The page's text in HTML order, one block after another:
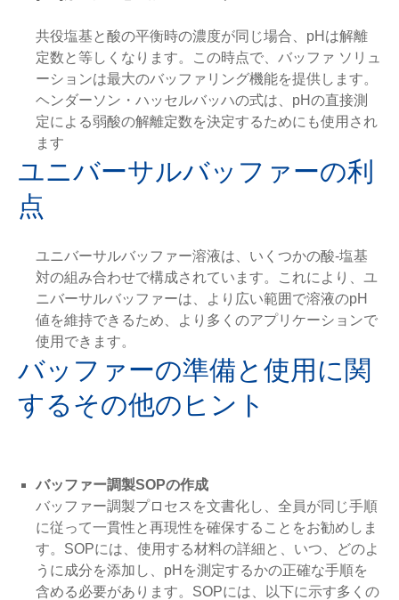
共役塩基と酸の平衡時の濃度が同じ場合、pHは解離
定数と等しくなります。この時点で、バッファ ソリュ
ーションは最大のバッファリング機能を提供します。
ヘンダーソン・ハッセルバッハの式は、pHの直接測
定による弱酸の解離定数を決定するためにも使用され
ます
ユニバーサルバッファーの利
点
ユニバーサルバッファー溶液は、いくつかの酸-塩基
対の組み合わせで構成されています。これにより、ユ
ニバーサルバッファーは、より広い範囲で溶液のpH
値を維持できるため、より多くのアプリケーションで
使用できます。
バッファーの準備と使用に関
するその他のヒント
バッファー調製SOPの作成
バッファー調製プロセスを文書化し、全員が同じ手順
に従って一貫性と再現性を確保することをお勧めしま
す。SOPには、使用する材料の詳細と、いつ、どのよ
うに成分を添加し、pHを測定するかの正確な手順を
含める必要があります。SOPには、以下に示す多くの